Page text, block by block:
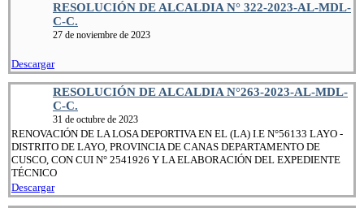
RESOLUCIÓN DE ALCALDIA N° 322-2023-AL-MDL-
C-C.
27 de noviembre de 2023
Descargar
RESOLUCIÓN DE ALCALDIA N°263-2023-AL-MDL-
C-C.
31 de octubre de 2023
RENOVACIÓN DE LA LOSA DEPORTIVA EN EL (LA) I.E N°56133 LAYO -
DISTRITO DE LAYO, PROVINCIA DE CANAS DEPARTAMENTO DE
CUSCO, CON CUI N° 2541926 Y LA ELABORACIÓN DEL EXPEDIENTE
TÉCNICO
Descargar